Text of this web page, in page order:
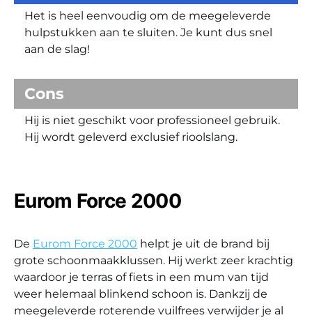
Het is heel eenvoudig om de meegeleverde
hulpstukken aan te sluiten. Je kunt dus snel
aan de slag!
Cons
Hij is niet geschikt voor professioneel gebruik.
Hij wordt geleverd exclusief rioolslang.
Eurom Force 2000
De Eurom Force 2000 helpt je uit de brand bij
grote schoonmaakklussen. Hij werkt zeer krachtig
waardoor je terras of fiets in een mum van tijd
weer helemaal blinkend schoon is. Dankzij de
meegeleverde roterende vuilfrees verwijder je al